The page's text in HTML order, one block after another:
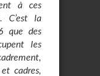
à ces
C’est la
que des
les
cadres,